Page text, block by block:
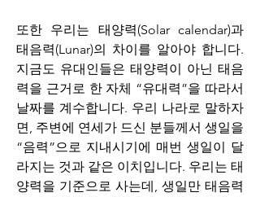
또한 우리는 태양력(Solar calendar)과
태음력(Lunar)의 차이를 알아야 합니다.
지금도 유대인들은 태양력이 아닌 태음
력을 근거로 한 자체 “유대력”을 따라서
날짜를 계수합니다. 우리 나라로 말하자
면, 주변에 연세가 드신 분들께서 생일을
“음력”으로 지내시기에 매번 생일이 달
라지는 것과 같은 이치입니다. 우리는 태
양력을 기준으로 사는데, 생일만 태음력